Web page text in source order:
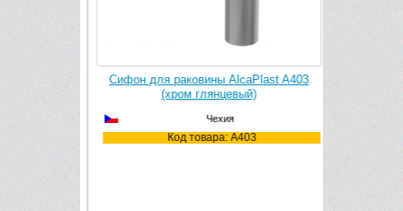
Сифон для раковины AlcaPlast A403
(хром глянцевый)
Чехия
Код товара: A403